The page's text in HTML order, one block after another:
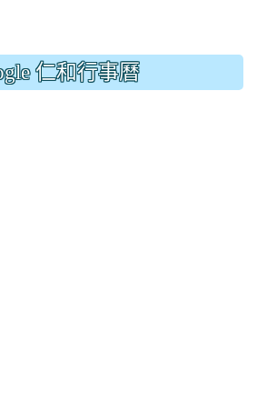
仁和行事曆